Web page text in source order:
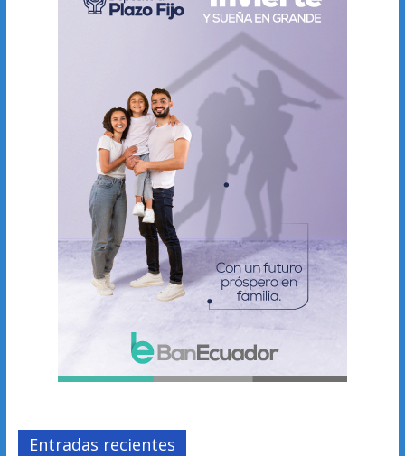
Entradas recientes